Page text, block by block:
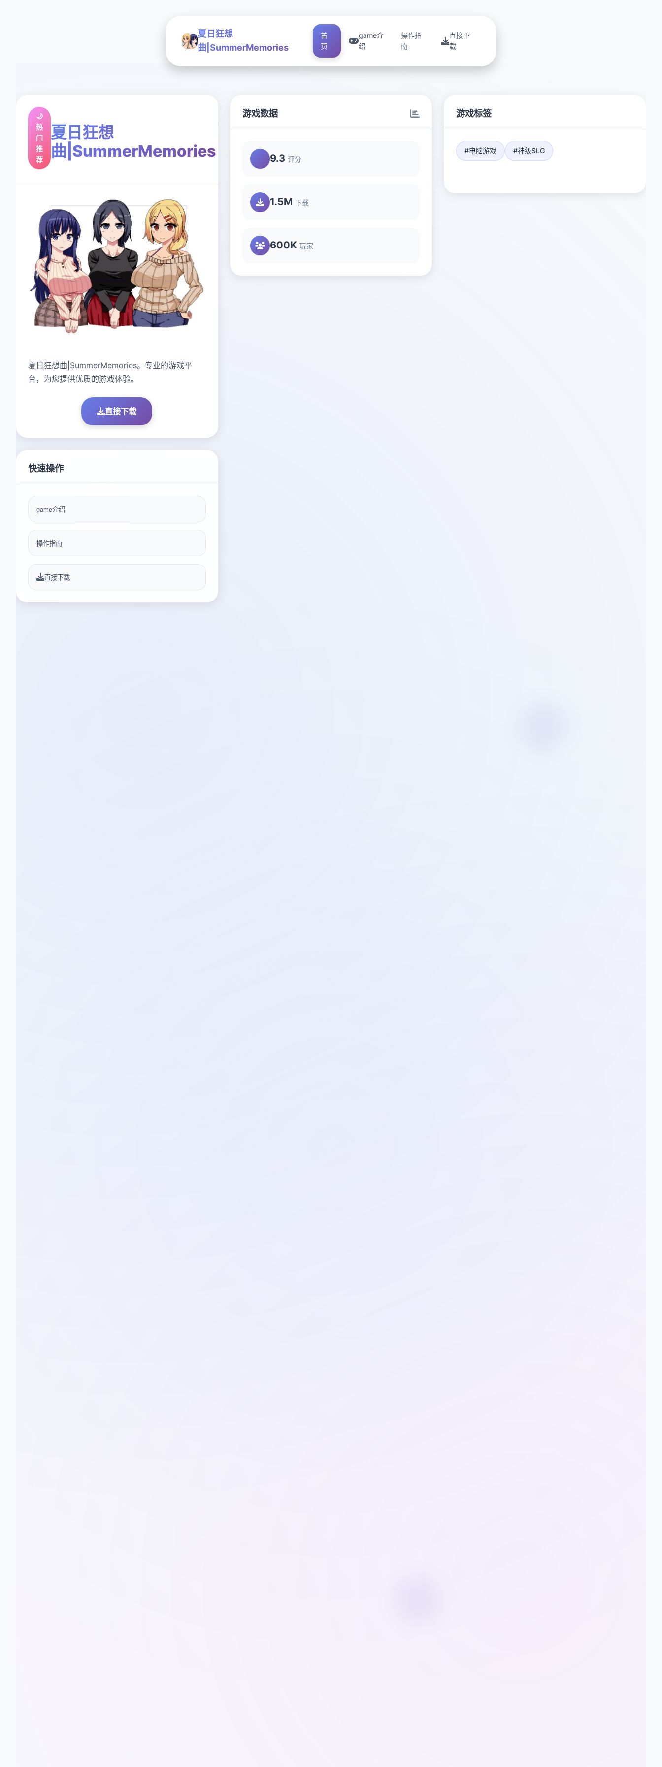
夏日狂想
曲|SummerMemories
首
页
game介
绍
操作指
南
直接下
载
🌙
热
门
推
荐
夏日狂想
曲|SummerMemories
夏日狂想曲|SummerMemories。专业的游戏平
台，为您提供优质的游戏体验。
直接下载
游戏数据
9.3 评分
1.5M 下载
600K 玩家
游戏标签
#电脑游戏 #神级SLG
快速操作
game介绍
操作指南
直接下载